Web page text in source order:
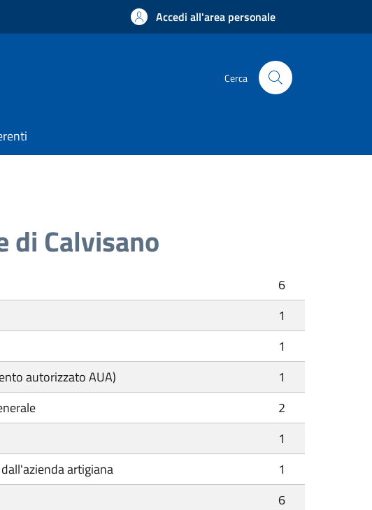
Accedi all'area personale
Cerca
di Calvisano
6
1
1
autorizzato AUA)
1
2
1
artigiana
1
6